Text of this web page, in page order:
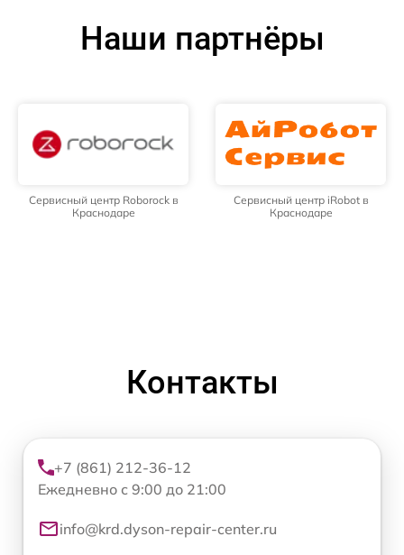
Наши партнёры
Сервисный центр Roborock в
Краснодаре
Сервисный центр iRobot в
Краснодаре
Контакты
+7 (861) 212-36-12
Ежедневно с 9:00 до 21:00
info@krd.dyson-repair-center.ru